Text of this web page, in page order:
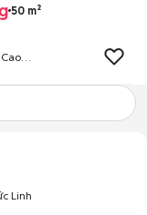
50 m²
Linh